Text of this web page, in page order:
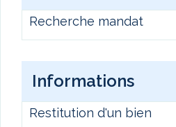
Recherche mandat
Informations
Restitution d'un bien